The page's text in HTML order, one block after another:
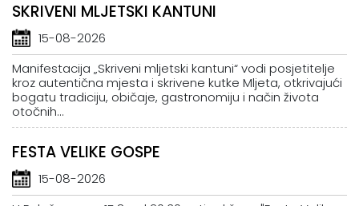
SKRIVENI MLJETSKI KANTUNI
15-08-2026
Manifestacija „Skriveni mljetski kantuni“ vodi posjetitelje
kroz autentična mjesta i skrivene kutke Mljeta, otkrivajući
bogatu tradiciju, običaje, gastronomiju i način života
otočnih...
FESTA VELIKE GOSPE
15-08-2026